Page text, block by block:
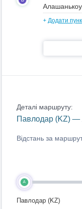
+ Додати
Деталі маршруту:
Павлодар (KZ) —
Відстань за
A
Павлодар (KZ)